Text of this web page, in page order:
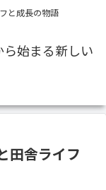
と成長の物語
始まる新しい
田舎ライフ